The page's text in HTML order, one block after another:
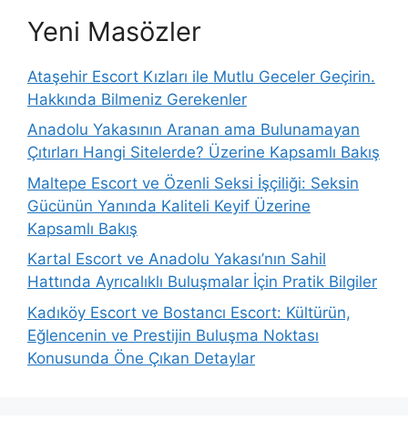
Yeni Masözler
Ataşehir Escort Kızları ile Mutlu Geceler Geçirin.
Hakkında Bilmeniz Gerekenler
Anadolu Yakasının Aranan ama Bulunamayan
Çıtırları Hangi Sitelerde? Üzerine Kapsamlı Bakış
Maltepe Escort ve Özenli Seksi İşçiliği: Seksin
Gücünün Yanında Kaliteli Keyif Üzerine
Kapsamlı Bakış
Kartal Escort ve Anadolu Yakası’nın Sahil
Hattında Ayrıcalıklı Buluşmalar İçin Pratik Bilgiler
Kadıköy Escort ve Bostancı Escort: Kültürün,
Eğlencenin ve Prestijin Buluşma Noktası
Konusunda Öne Çıkan Detaylar